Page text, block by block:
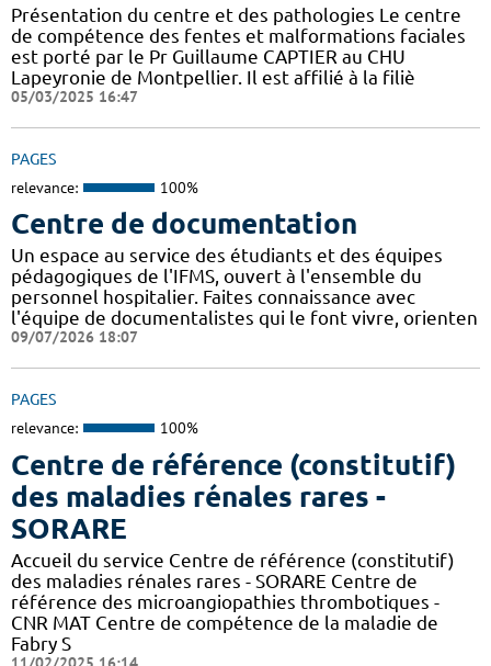
Présentation du centre et des pathologies Le centre
de compétence des fentes et malformations faciales
est porté par le Pr Guillaume CAPTIER au CHU
Lapeyronie de Montpellier. Il est affilié à la filiè
05/03/2025 16:47
PAGES
relevance: 100%
Centre de documentation
Un espace au service des étudiants et des équipes
pédagogiques de l'IFMS, ouvert à l'ensemble du
personnel hospitalier. Faites connaissance avec
l'équipe de documentalistes qui le font vivre, orienten
09/07/2026 18:07
PAGES
relevance: 100%
Centre de référence (constitutif)
des maladies rénales rares -
SORARE
Accueil du service Centre de référence (constitutif)
des maladies rénales rares - SORARE Centre de
référence des microangiopathies thrombotiques -
CNR MAT Centre de compétence de la maladie de
Fabry S